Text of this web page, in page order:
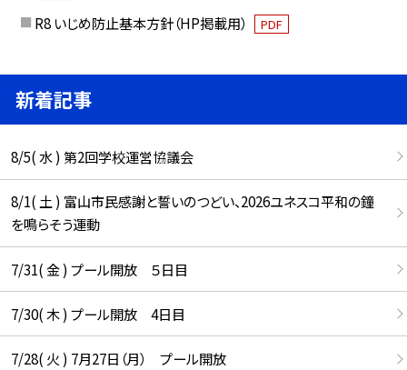
R8 いじめ防止基本方針（HP掲載用） PDF
新着記事
8/5( 水 ) 第2回学校運営協議会
8/1( 土 ) 富山市民感謝と誓いのつどい、2026ユネスコ平和の鐘
を鳴らそう運動
7/31( 金 ) プール開放 ５日目
7/30( 木 ) プール開放 4日目
7/28( 火 ) 7月27日（月） プール開放